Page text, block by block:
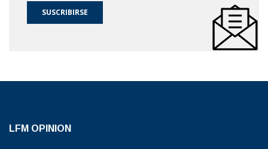
SUSCRIBIRSE
LFM OPINION